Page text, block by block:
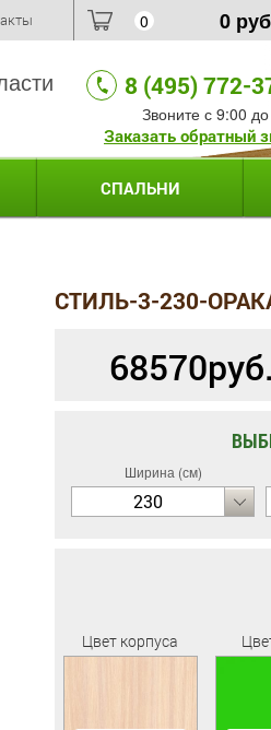
0 0
8 (495) 772-
Звоните с 9:00
Заказать обратный
СПАЛЬНИ
СТИЛЬ-3-230-
68570руб.
Ширина (см)
230
Цвет корпуса